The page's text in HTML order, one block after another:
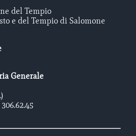
del Tempio
e del Tempio di Salomone
Generale